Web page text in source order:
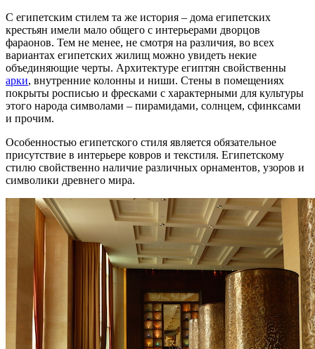
С египетским стилем та же история – дома египетских
крестьян имели мало общего с интерьерами дворцов
фараонов. Тем не менее, не смотря на различия, во всех
вариантах египетских жилищ можно увидеть некие
объединяющие черты. Архитектуре египтян свойственны
арки, внутренние колонны и ниши. Стены в помещениях
покрыты росписью и фресками с характерными для культуры
этого народа символами – пирамидами, солнцем, сфинксами
и прочим.
Особенностью египетского стиля является обязательное
присутствие в интерьере ковров и текстиля. Египетскому
стилю свойственно наличие различных орнаментов, узоров и
символики древнего мира.